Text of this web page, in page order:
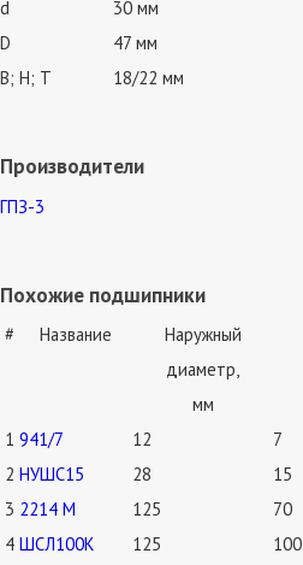
d
30 мм
D
47 мм
В; Н; Т
18/22 мм
Производители
ГПЗ-3
Похожие подшипники
# Название
Наружный
диаметр,
мм
1 941/7 12 7
2 НУШС15 28 15
3 2214 М 125 70
4 ШСЛ100К 125 100